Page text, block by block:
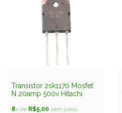
Transistor 2sk1170 Mosfet
N 20amp 500v Hitachi
8x de R$5,00 sem juros